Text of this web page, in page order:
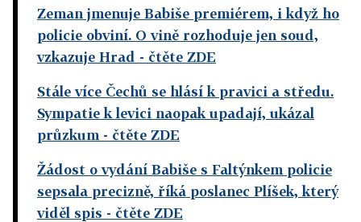
Zeman jmenuje Babiše premiérem, i když ho
policie obviní. O vině rozhoduje jen soud,
vzkazuje Hrad - čtěte ZDE
Stále více Čechů se hlásí k pravici a středu.
Sympatie k levici naopak upadají, ukázal
průzkum - čtěte ZDE
Žádost o vydání Babiše s Faltýnkem policie
sepsala precizně, říká poslanec Plíšek, který
viděl spis - čtěte ZDE